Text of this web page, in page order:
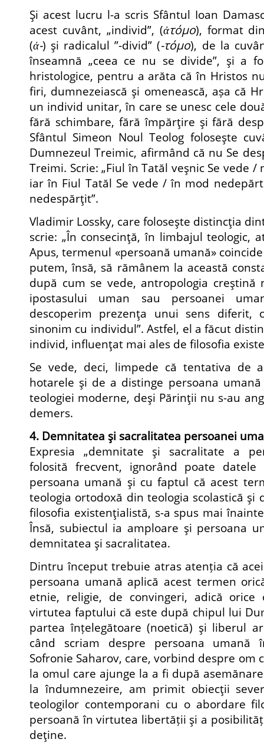
Şi acest lucru l-a scris Sfântul Ioan
acest cuvânt, „individ”, (ἀτόμο), format
(ἀ-) şi radicalul ”-divid” (-τόμο), de la
înseamnă „ceea ce nu se divide”, şi a
hristologice, pentru a arăta că în Hristos
firi, dumnezeiască şi omenească, așa că
un individ unitar, în care se unesc cele
fără schimbare, fără împărţire şi fără
Sfântul Simeon Noul Teolog foloseşte
Dumnezeul Treimic, afirmând că nu Se
Treimi. Scrie: „Fiul în Tatăl veşnic Se vede
iar în Fiul Tatăl Se vede / în mod
nedespărţit”.
Vladimir Lossky, care foloseşte distincţia
scrie: „În consecinţă, în limbajul teologic,
Apus, termenul «persoană umană»
putem, însă, să rămânem la această
după cum se vede, antropologia
ipostasului uman sau persoanei
descoperim prezenţa unui sens
sinonim cu individul”. Astfel, el a făcut
individ, influenţat mai ales de filosofia
Se vede, deci, limpede că tentativa de
hotarele şi de a distinge persoana
teologiei moderne, deşi Părinţii nu s-au
demers.
4. Demnitatea şi sacralitatea persoanei
Expresia „demnitate şi sacralitate a
folosită frecvent, ignorând poate
persoana umană şi cu faptul că acest
teologia ortodoxă din teologia scolastică şi
filosofia existenţialistă, s-a spus mai
Însă, subiectul ia amploare şi persoana
demnitatea şi sacralitatea.
Dintru început trebuie atras atenția că
persoana umană aplică acest termen
etnie, religie, de convingeri, adică
virtutea faptului că este după chipul lui
partea înțelegătoare (noetică) şi liberul
când scriam despre persoana umană
Sofronie Saharov, care, vorbind despre om
la omul care ajunge la a fi după
la îndumnezeire, am primit obiecţii
teologilor contemporani cu o abordare
persoană în virtutea libertății şi a
deţine.